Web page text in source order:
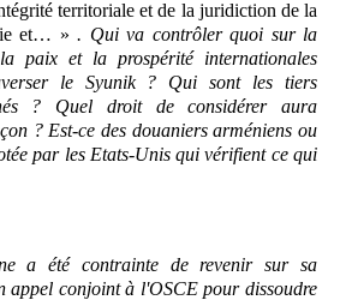
territoriale et de la juridiction de la
et… » . Qui va contrôler quoi sur la
paix et la prospérité internationales
le Syunik ? Qui sont les tiers
? Quel droit de considérer aura
? Est-ce des douaniers arméniens ou
par les Etats-Unis qui vérifient ce qui
a été contrainte de revenir sur sa
appel conjoint à l'OSCE pour dissoudre